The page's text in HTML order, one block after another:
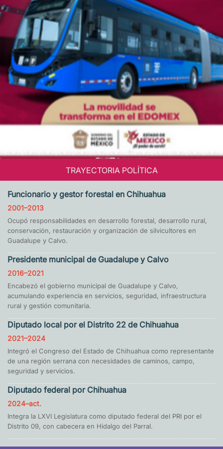
TRAYECTORIA POLÍTICA
Funcionario y gestor forestal en Chihuahua
2001–2013
Ocupó responsabilidades en desarrollo forestal, desarrollo rural,
conservación, restauración y organización de silvicultores en
Guadalupe y Calvo.
Presidente municipal de Guadalupe y Calvo
2016–2021
Encabezó el gobierno municipal de Guadalupe y Calvo,
acumulando experiencia en servicios, seguridad, infraestructura
rural y gestión comunitaria.
Diputado local por el Distrito 22 de Chihuahua
2021–2024
Integró el Congreso del Estado de Chihuahua como representante
de una región serrana con necesidades de caminos, campo,
seguridad y servicios.
Diputado federal por Chihuahua
2024–act.
Integra la LXVI Legislatura como diputado federal del PRI por el
Distrito 09, con cabecera en Hidalgo del Parral.